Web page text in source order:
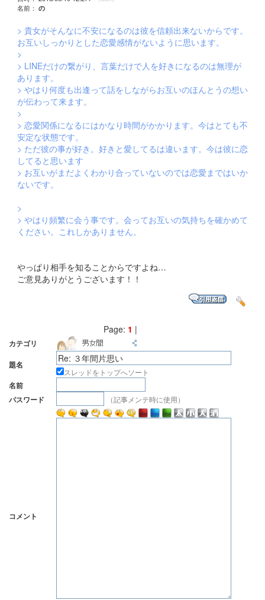
名前： の
> 貴女がそんなに不安になるのは彼を信頼出来ないからです。
お互いしっかりとした恋愛感情がないように思います。
>
> LINEだけの繋がり、言葉だけで人を好きになるのは無理が
あります。
> やはり何度も出逢って話をしながらお互いのほんとうの想い
が伝わって来ます。
>
> 恋愛関係になるにはかなり時間がかかります。今はとても不
安定な状態です。
> ただ彼の事が好き。好きと愛してるは違います。今は彼に恋
してると思います
> お互いがまだよくわかり合っていないのでは恋愛まではいか
ないです。
>
> やはり頻繁に会う事です。会ってお互いの気持ちを確かめて
ください。これしかありません。
やっぱり相手を知ることからですよね…
ご意見ありがとうございます！！
Page: 1 |
カテゴリ
題名
スレッドをトップへソート
名前
パスワード
（記事メンテ時に使用）
コメント